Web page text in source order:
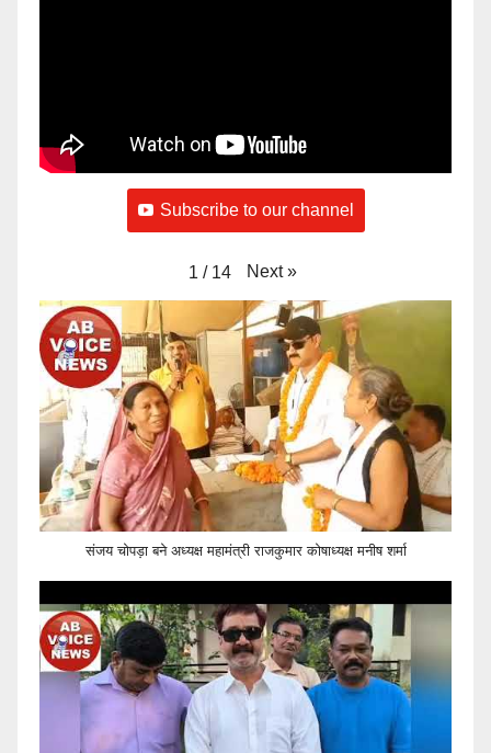
Subscribe to our channel
1 / 14 Next »
संजय चोपड़ा बने अध्यक्ष महामंत्री राजकुमार कोषाध्यक्ष मनीष शर्मा